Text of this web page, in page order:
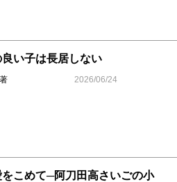
い子は長居しない
2026/06/24
こめて─阿刀田高さいごの小